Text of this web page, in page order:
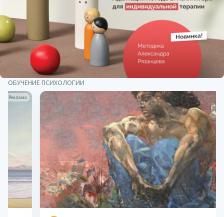
ОБУЧЕНИЕ ПСИХОЛОГИИ
Реклама